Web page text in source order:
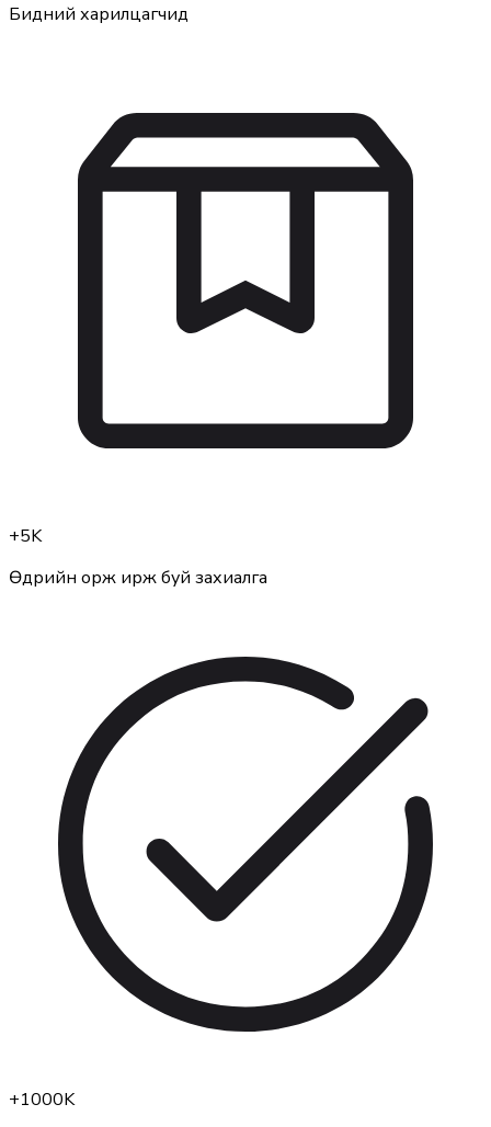
Бидний харилцагчид
+5K
Өдрийн орж ирж буй захиалга
+1000K